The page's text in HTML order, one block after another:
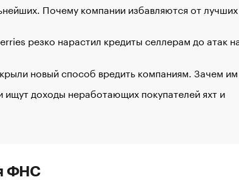
Почему компании избавляются от лучших
резко нарастил кредиты селлерам до атак
новый способ вредить компаниям. Зачем
ищут доходы неработающих покупателей яхт и
ФНС